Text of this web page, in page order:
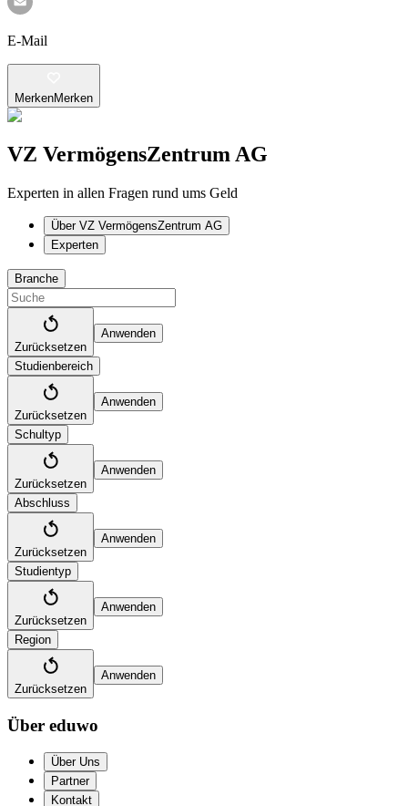
E-Mail
MerkenMerken
VZ VermögensZentrum AG
Experten in allen Fragen rund ums Geld
Über VZ VermögensZentrum AG
Experten
Branche
Zurücksetzen
Anwenden
Studienbereich
Zurücksetzen
Anwenden
Schultyp
Zurücksetzen
Anwenden
Abschluss
Zurücksetzen
Anwenden
Studientyp
Zurücksetzen
Anwenden
Region
Zurücksetzen
Anwenden
Über eduwo
Über Uns
Partner
Kontakt